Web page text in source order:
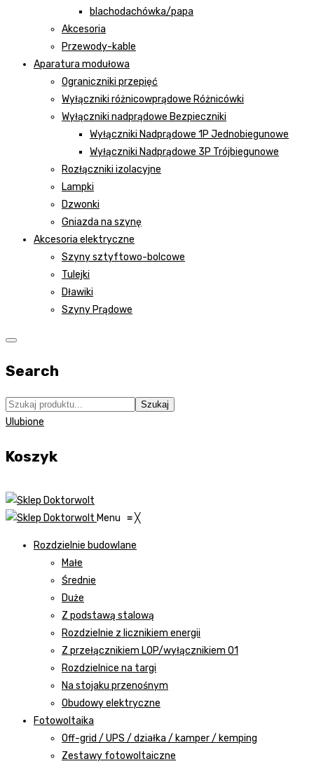
blachodachówka/papa
Akcesoria
Przewody-kable
Aparatura modułowa
Ograniczniki przepięć
Wyłączniki różnicowprądowe Różnicówki
Wyłączniki nadprądowe Bezpieczniki
Wyłączniki Nadprądowe 1P Jednobiegunowe
Wyłączniki Nadprądowe 3P Trójbiegunowe
Rozłączniki izolacyjne
Lampki
Dzwonki
Gniazda na szynę
Akcesoria elektryczne
Szyny sztyftowo-bolcowe
Tulejki
Dławiki
Szyny Prądowe
Search
Szukaj
Ulubione
Koszyk
Menu ≡╳
Rozdzielnie budowlane
Małe
Średnie
Duże
Z podstawą stalową
Rozdzielnie z licznikiem energii
Z przełącznikiem LOP/wyłącznikiem 01
Rozdzielnice na targi
Na stojaku przenośnym
Obudowy elektryczne
Fotowoltaika
Off-grid / UPS / działka / kamper / kemping
Zestawy fotowoltaiczne